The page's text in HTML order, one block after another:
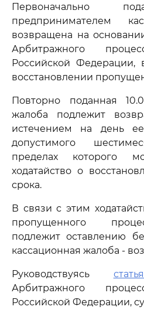
Первоначально
предпринимателем
возвращена на
Арбитражного
Российской Федерации,
восстановлении
Повторно поданная
жалоба подлежит
истечением на день
допустимого
пределах которого
ходатайство о
срока.
В связи с этим
пропущенного
подлежит оставлению
кассационная жалоба -
Руководствуясь
Арбитражного
Российской Федерации,